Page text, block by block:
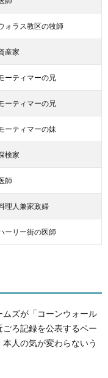
ォラス教区の牧師
産家
ーティマーの兄
ーティマーの兄
ーティマーの妹
検家
師
理人兼家政婦
ーリー街の医師
ズが「コーンウォール
ろ記録を公表するペー
人の気が変わらないう